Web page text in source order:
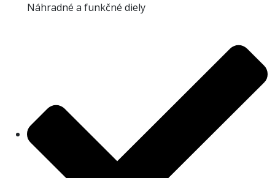
Náhradné a funkčné diely